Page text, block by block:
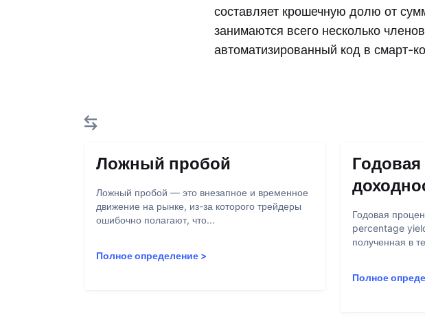
составляет крошечную долю от
занимаются всего несколько
автоматизированный код в смарт-
Ложный пробой
Ложный пробой — это внезапное и временное
движение на рынке, из-за которого трейдеры
ошибочно полагают, что...
Полное определение >
Годовая
percentage
полученная в
Полное